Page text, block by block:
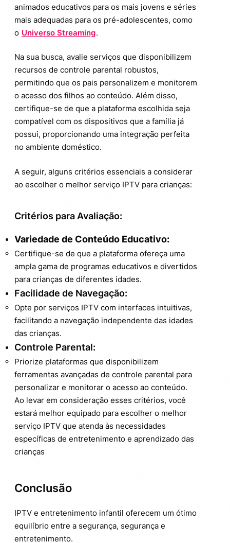
animados educativos para os mais jovens e séries
mais adequadas para os pré-adolescentes, como
o Universo Streaming.
Na sua busca, avalie serviços que disponibilizem
recursos de controle parental robustos,
permitindo que os pais personalizem e monitorem
o acesso dos filhos ao conteúdo. Além disso,
certifique-se de que a plataforma escolhida seja
compatível com os dispositivos que a família já
possui, proporcionando uma integração perfeita
no ambiente doméstico.
A seguir, alguns critérios essenciais a considerar
ao escolher o melhor serviço IPTV para crianças:
Critérios para Avaliação:
Variedade de Conteúdo Educativo:
Certifique-se de que a plataforma ofereça uma
ampla gama de programas educativos e divertidos
para crianças de diferentes idades.
Facilidade de Navegação:
Opte por serviços IPTV com interfaces intuitivas,
facilitando a navegação independente das idades
das crianças.
Controle Parental:
Priorize plataformas que disponibilizem
ferramentas avançadas de controle parental para
personalizar e monitorar o acesso ao conteúdo.
Ao levar em consideração esses critérios, você
estará melhor equipado para escolher o melhor
serviço IPTV que atenda às necessidades
específicas de entretenimento e aprendizado das
crianças
Conclusão
IPTV e entretenimento infantil oferecem um ótimo
equilíbrio entre a segurança, segurança e
entretenimento.